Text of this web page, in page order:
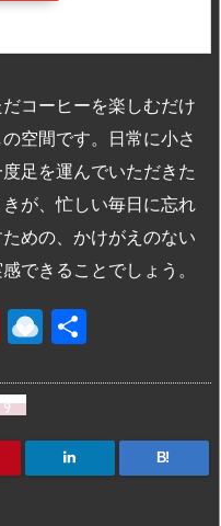
コーヒーを楽しむだけ
空間です。日常に小さ
足を運んでいただきた
が、忙しい毎日に忘れ
めの、かけがえのない
できることでしょう。
Fl
b
o
ar
R
n
dr
o
B!